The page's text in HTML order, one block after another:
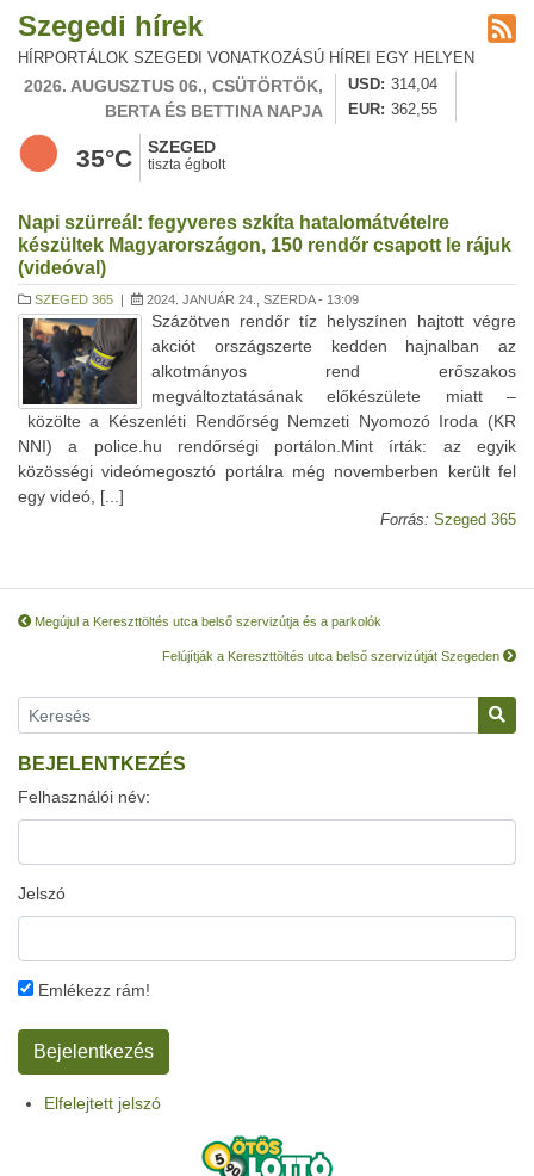
Szegedi hírek
HÍRPORTÁLOK SZEGEDI VONATKOZÁSÚ HÍREI EGY HELYEN
2026. AUGUSZTUS 06., CSÜTÖRTÖK,
BERTA ÉS BETTINA NAPJA
USD
314,04
EUR
362,55
35°C SZEGED
tiszta égbolt
Napi szürreál: fegyveres szkíta hatalomátvételre
készültek Magyarországon, 150 rendőr csapott le rájuk
(videóval)
SZEGED 365 | 2024. JANUÁR 24., SZERDA - 13:09
Százötven rendőr tíz helyszínen hajtott végre
akciót országszerte kedden hajnalban az
alkotmányos rend erőszakos
megváltoztatásának előkészülete miatt –
közölte a Készenléti Rendőrség Nemzeti Nyomozó Iroda (KR
NNI) a police.hu rendőrségi portálon.Mint írták: az egyik
közösségi videómegosztó portálra még novemberben került fel
egy videó, [...]
Forrás: Szeged 365
Megújul a Kereszttöltés utca belső szervizútja és a parkolók
Felújítják a Kereszttöltés utca belső szervizútját Szegeden
BEJELENTKEZÉS
Felhasználói név:
Jelszó
Emlékezz rám!
Elfelejtett jelszó